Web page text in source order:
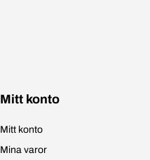
Mitt konto
Mitt konto
Mina varor